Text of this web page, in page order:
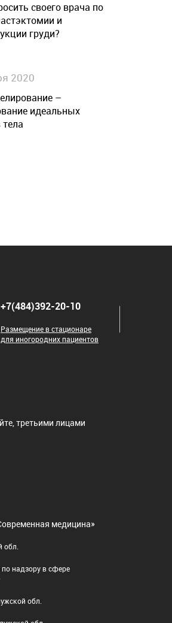
своего врача по
и
груди?
2020
–
идеальных
+7(484)392-20-10
Размещение в стационаре
для иногородних пациентов
третьими лицами
медицина»
обл.
надзору в сфере
обл.